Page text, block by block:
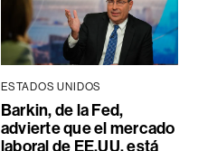
ESTADOS UNIDOS
Barkin, de la Fed,
advierte que el mercado
laboral de EE.UU. está